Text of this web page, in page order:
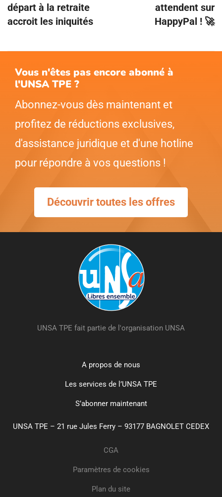
Vous n'êtes pas encore abonné à
l'UNSA TPE ?
Abonnez-vous dès maintenant et
profitez de réductions exclusives,
d'assistance juridique et d'une hotline
pour répondre à vos questions !
Découvrir toutes les offres
départ à la retraite
accroit les iniquités
attendent sur
HappyPal ! 🚀
UNSA TPE fait partie de l'organisation UNSA
A propos de nous
Les services de l’UNSA TPE
S’abonner maintenant
UNSA TPE – 21 rue Jules Ferry – 93177 BAGNOLET CEDEX
CGA
Paramètres de cookies
Plan du site